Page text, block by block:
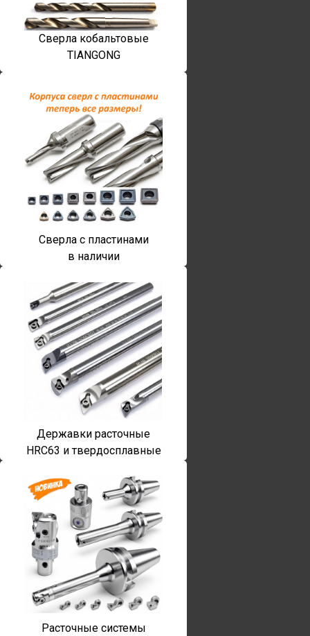
Сверла кобальтовые
TIANGONG
Сверла с пластинами
в наличии
Державки расточные
HRC63 и твердосплавные
Расточные системы